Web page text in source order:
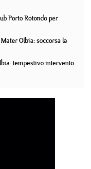
Porto Rotondo per
Olbia: soccorsa la
tempestivo intervento